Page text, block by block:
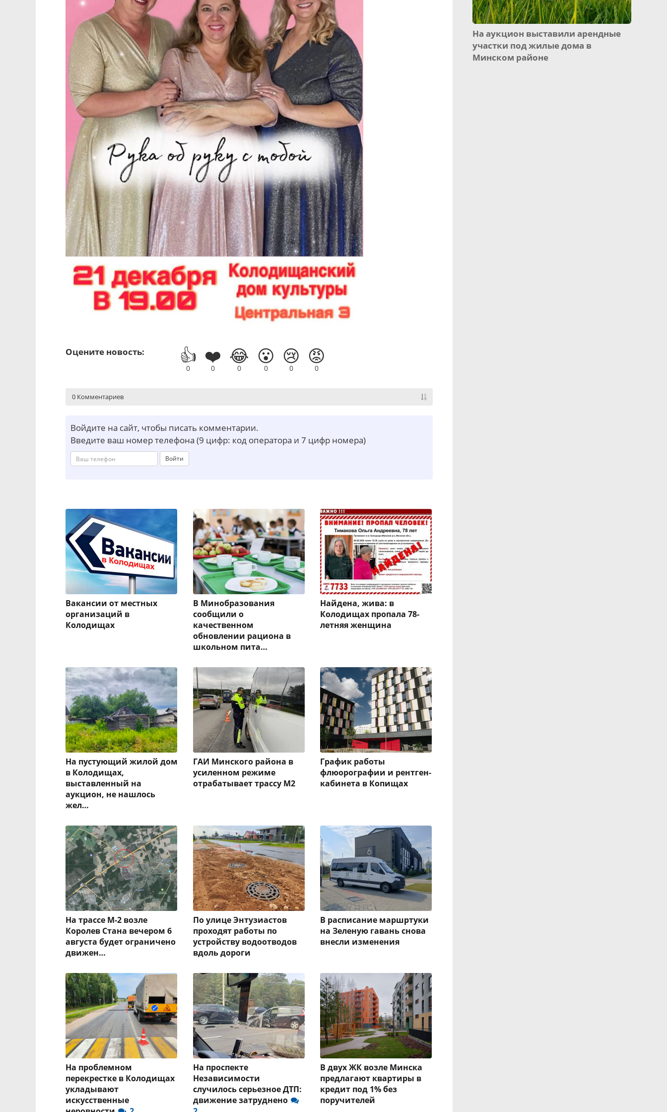
Оцените новость: 👍
0
❤️
0
😂
0
😮
0
😢
0
😡
0
0 Комментариев
Войдите на сайт, чтобы писать комментарии.
Введите ваш номер телефона (9 цифр: код оператора и 7 цифр номера)
Войти
Вакансии от местных
организаций в
Колодищах
В Минобразования
сообщили о
качественном
обновлении рациона в
школьном пита…
Найдена, жива: в
Колодищах пропала 78-
летняя женщина
На пустующий жилой дом
в Колодищах,
выставленный на
аукцион, не нашлось
жел…
ГАИ Минского района в
усиленном режиме
отрабатывает трассу М2
График работы
флюорографии и рентген-
кабинета в Копищах
На трассе М-2 возле
Королев Стана вечером 6
августа будет ограничено
движен…
По улице Энтузиастов
проходят работы по
устройству водоотводов
вдоль дороги
В расписание маршртуки
на Зеленую гавань снова
внесли изменения
На проблемном
перекрестке в Колодищах
укладывают
искусственные
На проспекте
Независимости
случилось серьезное ДТП:
движение затруднено
В двух ЖК возле Минска
предлагают квартиры в
кредит под 1% без
поручителей
На аукцион выставили арендные
участки под жилые дома в
Минском районе